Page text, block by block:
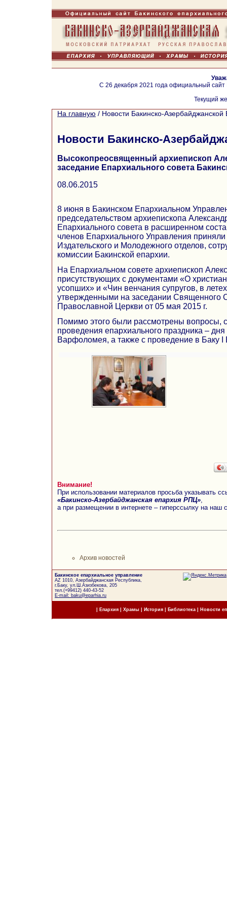
С 26 декабря 2021 года официальный
Текущий
На главную / Новости Бакинско-Азербайджанской
Новости Бакинско-
Высокопреосвященный архиепископ
заседание Епархиального совета
08.06.2015
8 июня в Бакинском Епархиальном
председательством архиепископа
Епархиального совета в расширенном
членов Епархиального Управления приняли
Издательского и Молодежного отделов,
комиссии Бакинской епархии.
На Епархиальном совете архиепископ
присутствующих с документами «О
усопших» и «Чин венчания супругов, в
утвержденными на заседании Священного
Православной Церкви от 05 мая 2015 г.
Помимо этого были рассмотрены вопросы,
проведения епархиального праздника –
Варфоломея, а также с проведение в Баку I
Внимание!
При использовании материалов просьба указывать
«Бакинско-Азербайджанская епархия РПЦ»
а при размещении в интернете – гиперссылку на наш
Архив новостей
Бакинское епархиальное управление
AZ 1010, Азербайджанская Республика,
г.Баку, ул.Ш.Азизбекова, 205
тел.(+99412) 440-43-52
E-mail: baku@eparhia.ru
Епархия| Храмы История| Библиотека Новости